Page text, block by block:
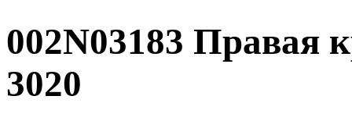
002N03183 Правая
3020